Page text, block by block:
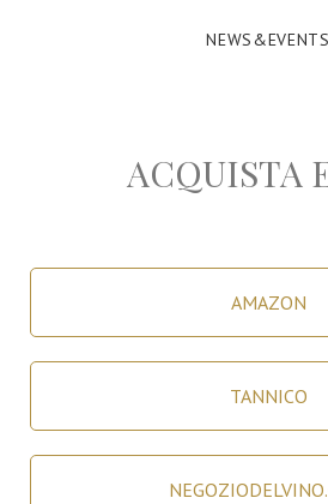
NEWS&EVENTS
ACQUISTA
AMAZON
TANNICO